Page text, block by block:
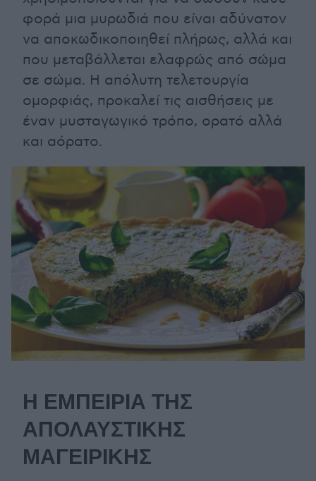
φορά μια μυρωδιά που είναι αδύνατον
να αποκωδικοποιηθεί πλήρως, αλλά και
που μεταβάλλεται ελαφρώς από σώμα
σε σώμα. Η απόλυτη τελετουργία
ομορφιάς, προκαλεί τις αισθήσεις με
έναν μυσταγωγικό τρόπο, ορατό αλλά
και αόρατο.
Η ΕΜΠΕΙΡΙΑ ΤΗΣ
ΑΠΟΛΑΥΣΤΙΚΗΣ
ΜΑΓΕΙΡΙΚΗΣ